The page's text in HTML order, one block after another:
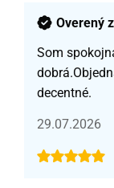
Overený
Som
decentné.
29.07.2026